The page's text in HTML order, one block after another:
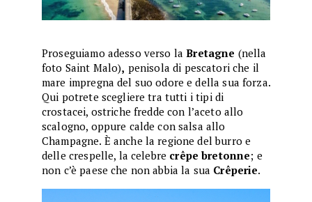
Proseguiamo adesso verso laBretagne (nella
foto Saint Malo), penisola di pescatori che il
mare impregna del suo odore e della sua forza.
Qui potrete scegliere tra tutti i tipi di
crostacei, ostriche fredde con l’aceto allo
scalogno, oppure calde con salsa allo
Champagne. È anche la regione del burro e
delle crespelle, la celebre crêpe bretonne; e
non c’è paese che non abbia la sua Crêperie.